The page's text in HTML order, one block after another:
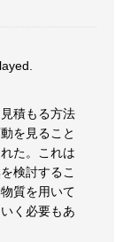
積もる方法
を見ること
た。これは
検討するこ
質を用いて
く必要もあ